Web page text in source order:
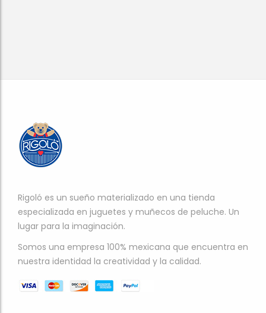
Rigoló es un sueño materializado en una tienda
especializada en juguetes y muñecos de peluche. Un
lugar para la imaginación.
Somos una empresa 100% mexicana que encuentra en
nuestra identidad la creatividad y la calidad.